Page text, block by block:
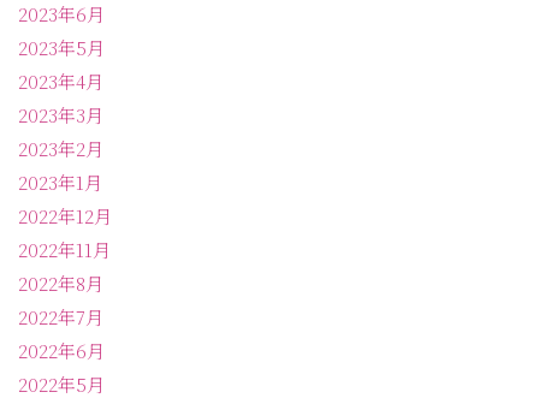
2023年6月
2023年5月
2023年4月
2023年3月
2023年2月
2023年1月
2022年12月
2022年11月
2022年8月
2022年7月
2022年6月
2022年5月